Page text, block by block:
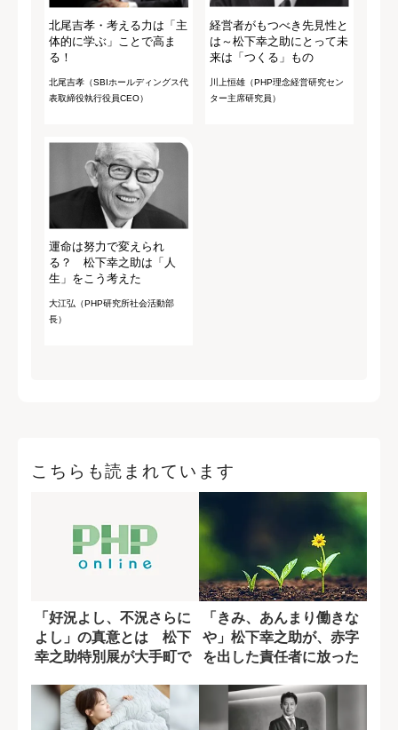
北尾吉孝・考える力は「主
体的に学ぶ」ことで高ま
る！
北尾吉孝（SBIホールディングス代
表取締役執行役員CEO）
経営者がもつべき先見性と
は～松下幸之助にとって未
来は「つくる」もの
川上恒雄（PHP理念経営研究セン
ター主席研究員）
運命は努力で変えられ
る？ 松下幸之助は「人
生」をこう考えた
大江弘（PHP研究所社会活動部
長）
こちらも読まれています
「好況よし、不況さらに
よし」の真意とは 松下
幸之助特別展が大手町で
「きみ、あんまり働きな
や」松下幸之助が、赤字
を出した責任者に放った